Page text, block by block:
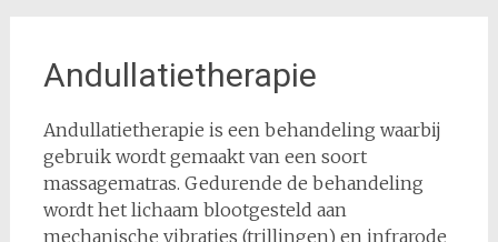
Andullatietherapie
Andullatietherapie is een behandeling waarbij
gebruik wordt gemaakt van een soort
massagematras. Gedurende de behandeling
wordt het lichaam blootgesteld aan
mechanische vibraties (trillingen) en infrarode